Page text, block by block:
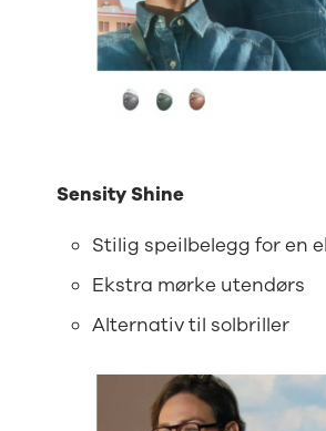
Sensity Shine
Stilig speilbelegg for en
Ekstra mørke utendørs
Alternativ til solbriller